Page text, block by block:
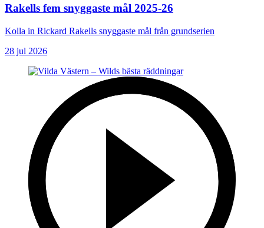
Rakells fem snyggaste mål 2025-26
Kolla in Rickard Rakells snyggaste mål från grundserien
28 jul 2026